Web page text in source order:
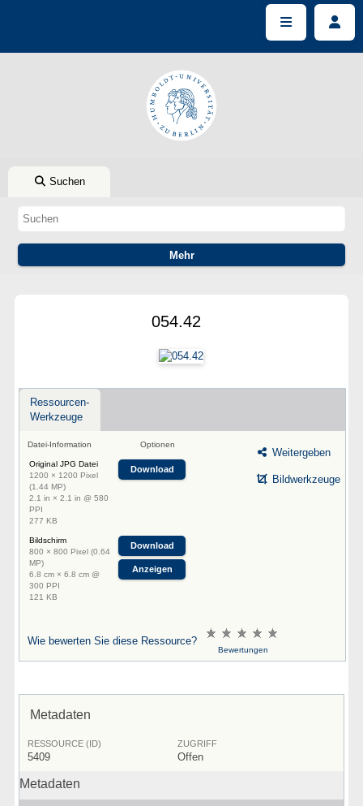
Suchen
054.42
Ressourcen-
Werkzeuge
Datei-Information Optionen
Original JPG Datei
1200 × 1200 Pixel
(1.44 MP)
2.1 in × 2.1 in @ 580
PPI
277 KB
Download
Bildschirm
800 × 800 Pixel (0.64
MP)
6.8 cm × 6.8 cm @
300 PPI
121 KB
Download
Anzeigen
Weitergeben
Bildwerkzeuge
Wie bewerten Sie diese Ressource?
Bewertungen
Metadaten
RESSOURCE (ID)
5409
ZUGRIFF
Offen
Metadaten